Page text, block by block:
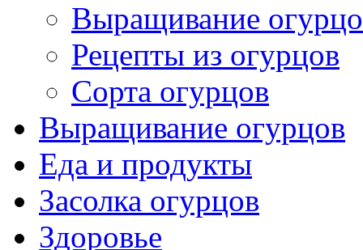
Выращивание
Рецепты из огурцов
Сорта огурцов
Выращивание огурцов
Еда и продукты
Засолка огурцов
Здоровье